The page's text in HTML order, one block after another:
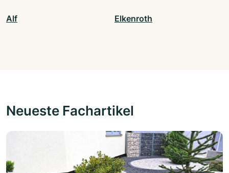
Alf Elkenroth
Neueste Fachartikel